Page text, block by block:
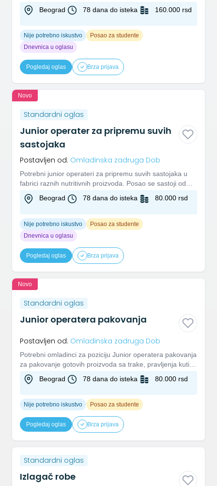
8h Ritam rada:...
Beograd 78 dana do isteka 160.000 rsd
Nije potrebno iskustvo
Posao za studente
Dnevnica u oglasu
Pogledaj oglas Brza prijava
Novo
Standardni oglas
Junior operater za pripremu suvih
sastojaka
Postavljen od: Omladinska zadruga Dob
Potrebni junior operateri za pripremu suvih sastojaka u
fabrici raznih nutritivnih proizvoda. Posao se sastoji od
odmera...
Beograd 78 dana do isteka 80.000 rsd
Nije potrebno iskustvo
Posao za studente
Dnevnica u oglasu
Pogledaj oglas Brza prijava
Novo
Standardni oglas
Junior operatera pakovanja
Postavljen od: Omladinska zadruga Dob
Potrebni omladinci za poziciju Junior operatera pakovanja
za pakovanje gotovih proizvoda sa trake, pravljenja kutija
i p...
Beograd 78 dana do isteka 80.000 rsd
Nije potrebno iskustvo Posao za studente
Pogledaj oglas Brza prijava
Standardni oglas
Izlagač robe